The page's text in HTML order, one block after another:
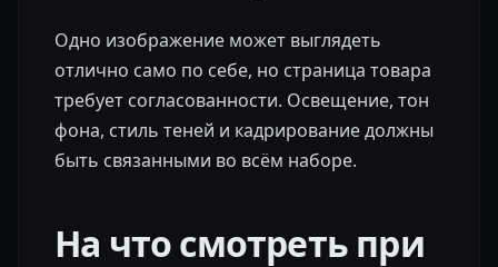
Одно изображение может выглядеть
отлично само по себе, но страница товара
требует согласованности. Освещение, тон
фона, стиль теней и кадрирование должны
быть связанными во всём наборе.
На что смотреть при